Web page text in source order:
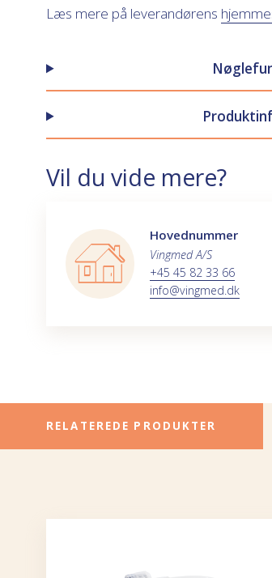
Læs mere på leverandørens
Vil du vide mere?
Hovednummer
Vingmed A/S
+45 45 82 33 66
info@vingmed.dk
RELATEREDE PRODUKTER